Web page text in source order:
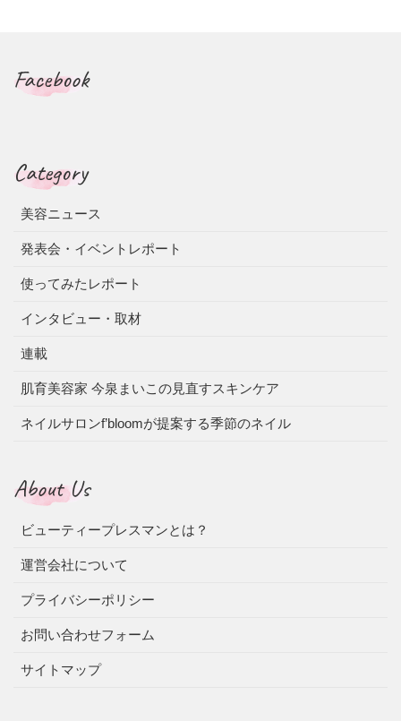
Facebook
Category
美容ニュース
発表会・イベントレポート
使ってみたレポート
インタビュー・取材
連載
肌育美容家 今泉まいこの見直すスキンケア
ネイルサロンf’bloomが提案する季節のネイル
About Us
ビューティープレスマンとは？
運営会社について
プライバシーポリシー
お問い合わせフォーム
サイトマップ